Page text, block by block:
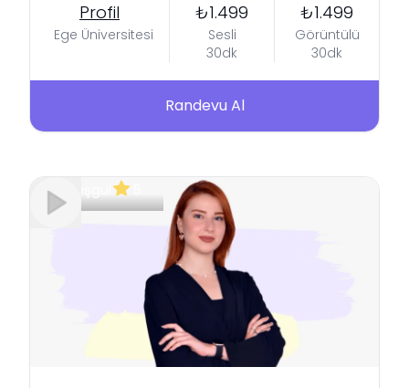
Profil
Ege Üniversitesi
₺1.499
Sesli
30dk
₺1.499
Görüntülü
30dk
Randevu Al